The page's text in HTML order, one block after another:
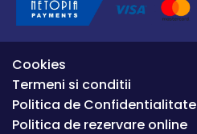
Cookies
Termeni si conditii
Politica de Confidentialitate
Politica de rezervare online